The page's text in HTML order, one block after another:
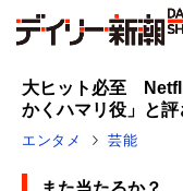
大ヒット必至
かくハマリ役」と
エンタメ 芸能